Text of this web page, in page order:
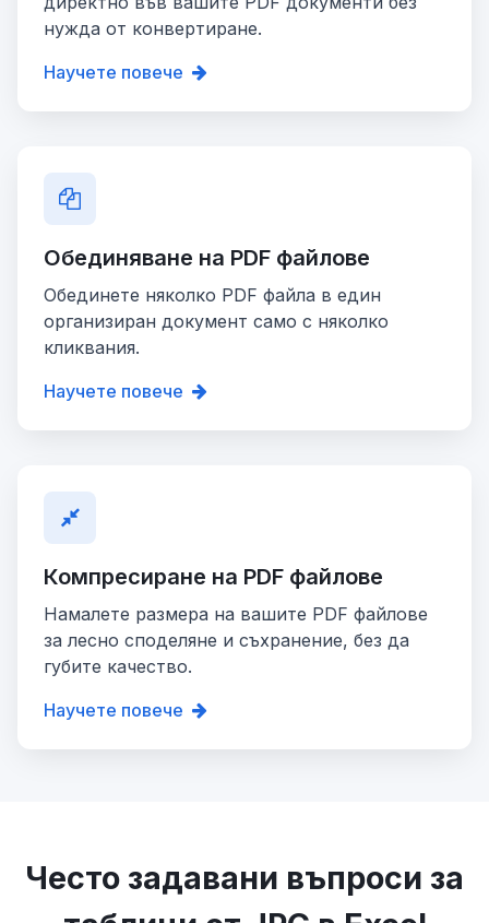
нужда от конвертиране.
Научете повече
Обединяване на PDF файлове
Обединете няколко PDF файла в един
организиран документ само с няколко
кликвания.
Научете повече
Компресиране на PDF файлове
Намалете размера на вашите PDF файлове
за лесно споделяне и съхранение, без да
губите качество.
Научете повече
Често задавани въпроси за